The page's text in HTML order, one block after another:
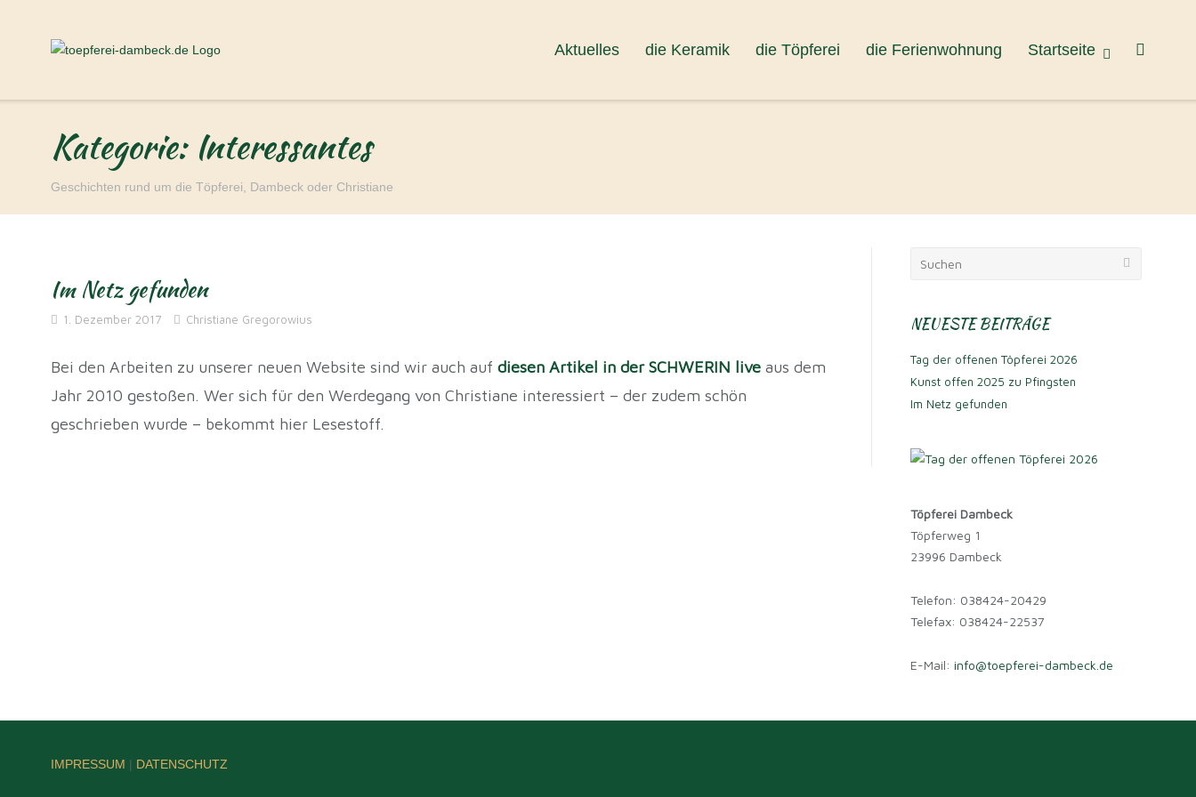
Aktuelles die Keramik die Töpferei die Ferienwohnung Startseite
Kategorie: Interessantes
Geschichten rund um die Töpferei, Dambeck oder Christiane
Im Netz gefunden
1. Dezember 2017 Christiane Gregorowius
Bei den Arbeiten zu unserer neuen Website sind wir auch auf diesen Artikel in der SCHWERIN liveaus dem
Jahr 2010 gestoßen. Wer sich für den Werdegang von Christiane interessiert – der zudem schön
geschrieben wurde – bekommt hier Lesestoff.
Suchen
NEUESTE BEITRÄGE
Tag der offenen Töpferei 2026
Kunst offen 2025 zu Pfingsten
Im Netz gefunden
Töpferei Dambeck
Töpferweg 1
23996 Dambeck
Telefon: 038424-20429
Telefax: 038424-22537
E-Mail: info@toepferei-dambeck.de
IMPRESSUM | DATENSCHUTZ